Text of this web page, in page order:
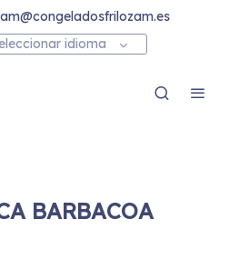
idioma
BARBACOA